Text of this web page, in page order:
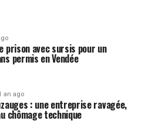
prison avec sursis pour un
permis en Vendée
an ago
: une entreprise ravagée,
chômage technique